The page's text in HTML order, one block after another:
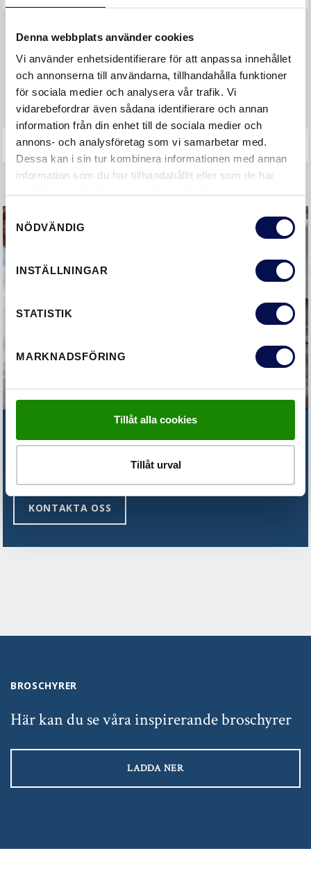
Denna webbplats använder cookies
Vi använder enhetsidentifierare för att anpassa innehållet
och annonserna till användarna, tillhandahålla funktioner
för sociala medier och analysera vår trafik. Vi
vidarebefordrar även sådana identifierare och annan
information från din enhet till de sociala medier och
annons- och analysföretag som vi samarbetar med.
Dessa kan i sin tur kombinera informationen med annan
information som du har tillhandahållit eller som de har
Samtyckesval
NÖDVÄNDIG
INSTÄLLNINGAR
STATISTIK
MARKNADSFÖRING
Tillåt alla cookies
Tillåt urval
Köp och priser
ÖVRIGA FRÅGOR
Garanti och reklamation
HITTAR DU INTE DET DU LETAR
KONTAKTA OSS
BROSCHYRER
Här kan du se våra inspirerande broschyrer
LADDA NER